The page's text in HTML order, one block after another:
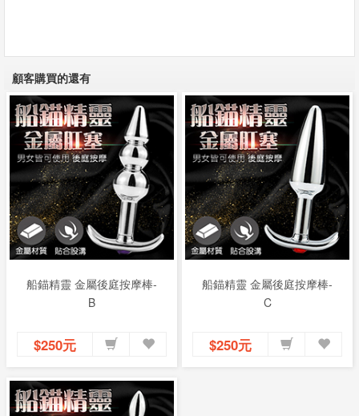
顧客購買的還有
船錨精靈 金屬後庭按摩棒-
B
$250元
船錨精靈 金屬後庭按摩棒-
C
$250元